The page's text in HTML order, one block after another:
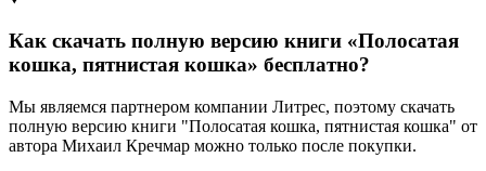
Как скачать полную версию книги «Полосатая
кошка, пятнистая кошка» бесплатно?
Мы являемся партнером компании Литрес, поэтому скачать
полную версию книги "Полосатая кошка, пятнистая кошка" от
автора Михаил Кречмар можно только после покупки.